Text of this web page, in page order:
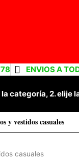
ENVIOS A
la categoría, 2. elije
y vestidos casuales
casuales
Ordenado
los
últimos